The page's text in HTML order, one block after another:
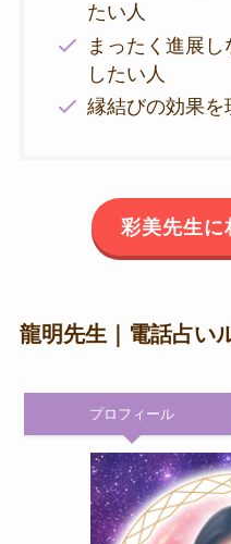
たい人
まったく進展
したい人
縁結びの効果を
彩美先生に
龍明先生｜電話占い
プロフィール